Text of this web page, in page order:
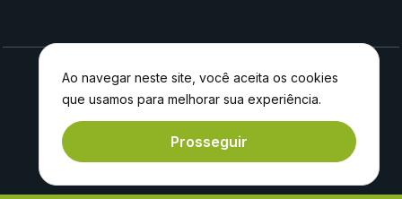
2023 © Apoyo Imóveis
porExperiment®
Ao navegar neste site, você aceita os cookies
que usamos para melhorar sua experiência.
Prosseguir